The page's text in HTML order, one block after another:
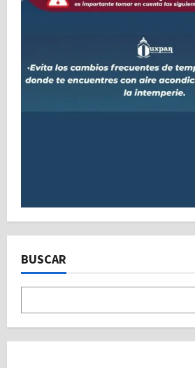
BUSCAR